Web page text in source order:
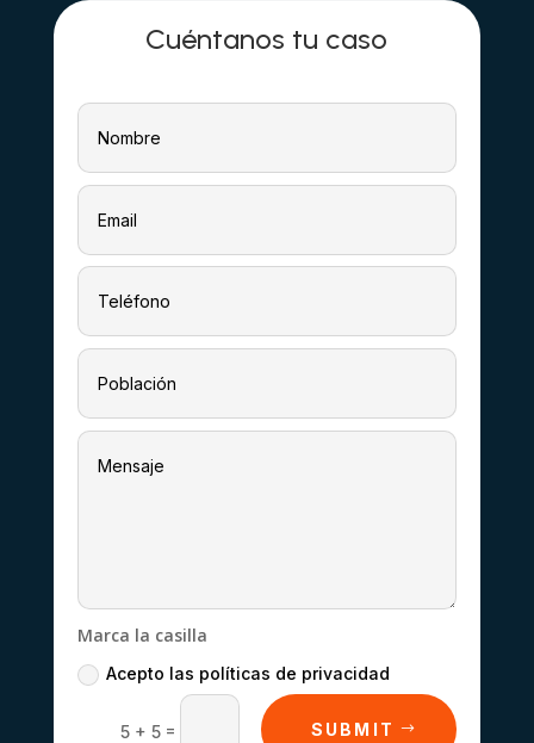
Cuéntanos tu caso
Marca la casilla
Acepto las políticas de privacidad
5 + 5= SUBMIT